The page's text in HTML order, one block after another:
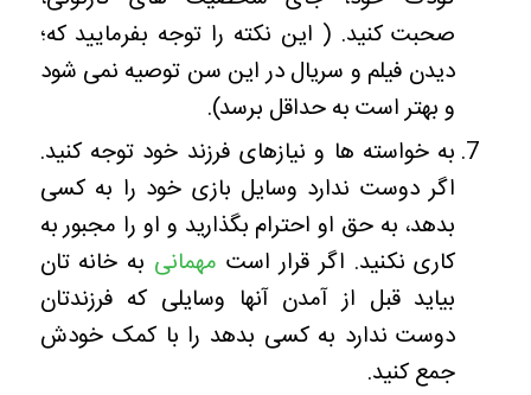
صحبت کنید. ( این نکته را توجه بفرمایید که؛
دیدن فیلم و سریال در این سن توصیه نمی شود
و بهتر است به حداقل برسد).
به خواسته ها و نیازهای فرزند خود توجه کنید.
اگر دوست ندارد وسایل بازی خود را به کسی
بدهد، به حق او احترام بگذارید و او را مجبور به
کاری نکنید. اگر قرار است مهمانی به خانه تان
بیاید قبل از آمدن آنها وسایلی که فرزندتان
دوست ندارد به کسی بدهد را با کمک خودش
جمع کنید.